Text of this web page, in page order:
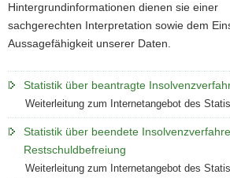
Hintergrundinformationen dienen sie einer
sachgerechten Interpretation sowie dem
Aussagefähigkeit unserer Daten.
Statistik über beantragte
Weiterleitung zum Internetangebot des
Statistik über beendete
Restschuldbefreiung
Weiterleitung zum Internetangebot des